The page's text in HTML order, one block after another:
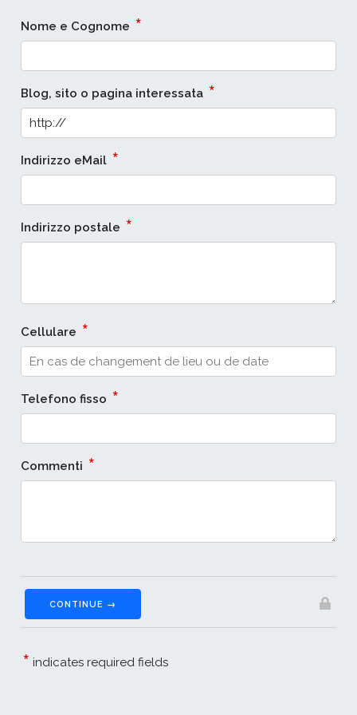
Nome e Cognome *
Blog, sito o pagina interessata *
Indirizzo eMail *
Indirizzo postale *
Cellulare *
Telefono fisso *
Commenti *
CONTINUE →
* indicates required fields